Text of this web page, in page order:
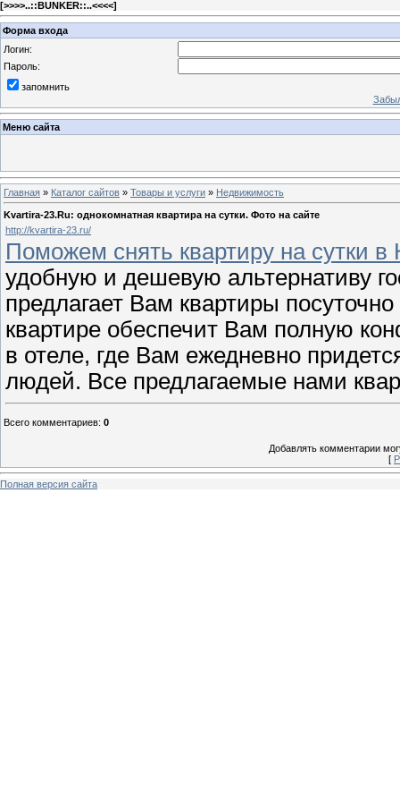
[>>>>..::BUNKER::..<<<<]
Форма входа
Логин:
Пароль:
запомнить
Меню сайта
Главная » Каталог сайтов » Товары и услуги » Недвижимость
Kvartira-23.Ru: однокомнатная квартира на сутки. Фото на сайте
http://kvartira-23.ru/
Поможем снять квартиру на сутки в
удобную и дешевую альтернативу
предлагает Вам квартиры
квартире обеспечит Вам полную
в отеле, где Вам ежедневно
людей. Все предлагаемые нами
Всего комментариев: 0
Добавлять комментарии
[
Полная версия сайта